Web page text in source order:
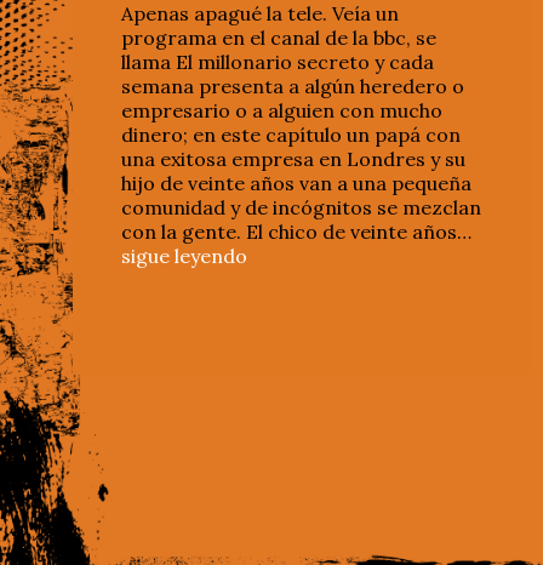
Apenas apagué la tele. Veía un
programa en el canal de la bbc, se
llama El millonario secreto y cada
semana presenta a algún heredero o
empresario o a alguien con mucho
dinero; en este capítulo un papá con
una exitosa empresa en Londres y su
hijo de veinte años van a una pequeña
comunidad y de incógnitos se mezclan
con la gente. El chico de veinte años…
sigue leyendo